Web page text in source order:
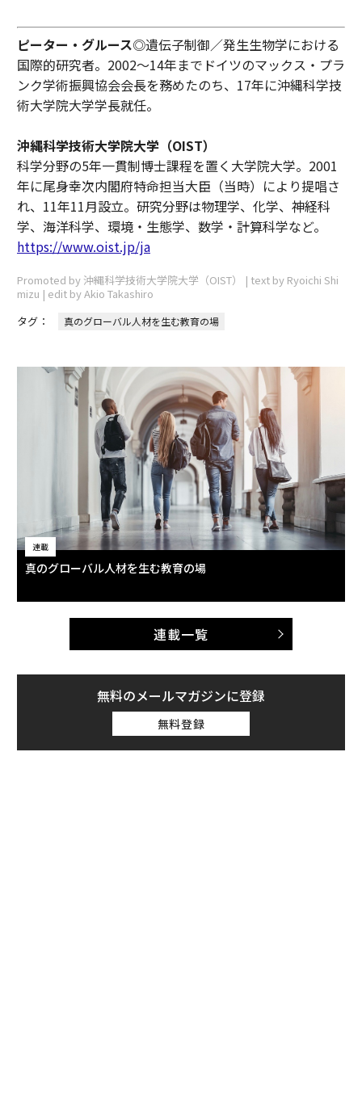
ピーター・グルース◎遺伝子制御／発生生物学における
国際的研究者。2002〜14年までドイツのマックス・プラ
ンク学術振興協会会長を務めたのち、17年に沖縄科学技
術大学院大学学長就任。
沖縄科学技術大学院大学（OIST）
科学分野の5年一貫制博士課程を置く大学院大学。2001
年に尾身幸次内閣府特命担当大臣（当時）により提唱さ
れ、11年11月設立。研究分野は物理学、化学、神経科
学、海洋科学、環境・生態学、数学・計算科学など。
https://www.oist.jp/ja
Promoted by 沖縄科学技術大学院大学（OIST） | text by Ryoichi Shi
mizu | edit by Akio Takashiro
タグ：
真のグローバル人材を生む教育の場
連載
真のグローバル人材を生む教育の場
連載一覧
無料のメールマガジンに登録
無料登録